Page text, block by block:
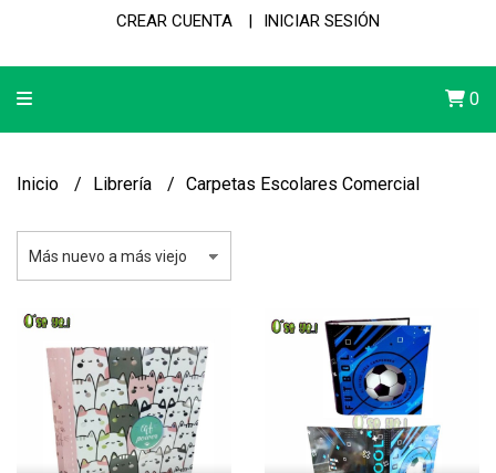
CREAR CUENTA INICIAR SESIÓN
0
Inicio Librería Carpetas Escolares Comercial